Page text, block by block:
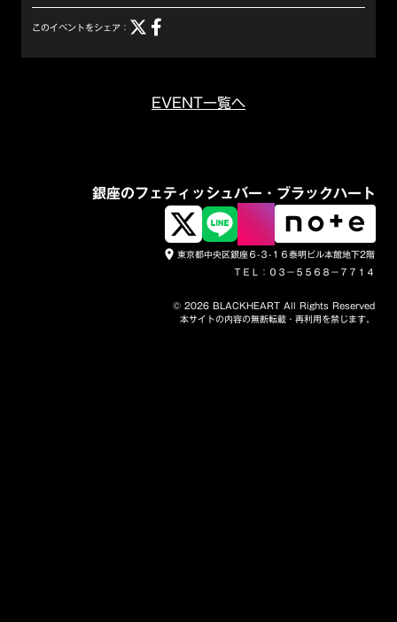
このイベントをシェア：
EVENT一覧へ
銀座のフェティッシュバー・ブラックハート
place 東京都中央区銀座６-３-１６泰明ビル本館地下2階
ＴＥＬ：０３－５５６８－７７１４
© 2026 BLACKHEART All Rights Reserved
本サイトの内容の無断転載・再利用を禁じます。